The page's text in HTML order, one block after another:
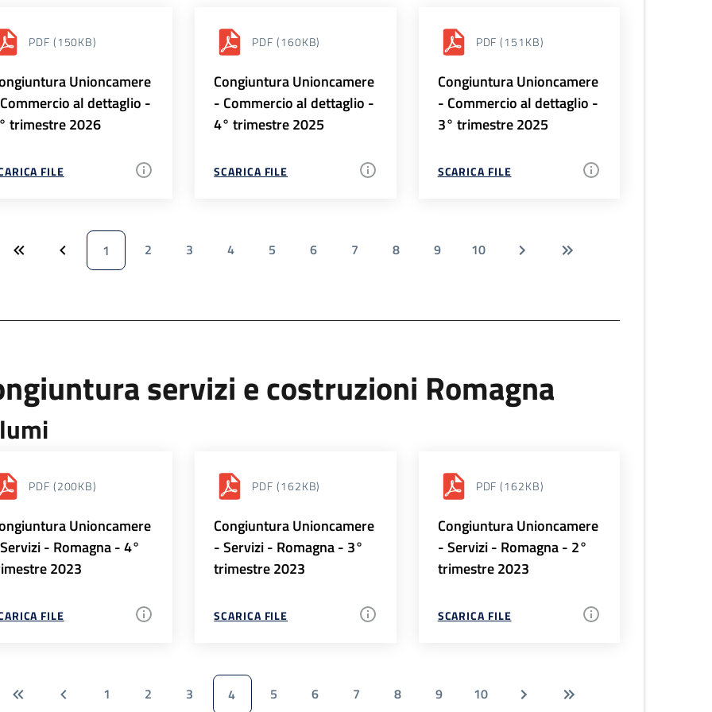
PDF (150KB)
Unioncamere
al dettaglio -
trimestre 2026
FILE
PDF (160KB)
Congiuntura Unioncamere
- Commercio al dettaglio -
4° trimestre 2025
SCARICA FILE
PDF (151KB)
Congiuntura Unioncamere
- Commercio al dettaglio -
3° trimestre 2025
SCARICA FILE
1 2 3 4 5 6 7 8 9 10
servizi e costruzioni Romagna
PDF (200KB)
Unioncamere
- Romagna - 4°
2023
FILE
PDF (162KB)
Congiuntura Unioncamere
- Servizi - Romagna - 3°
trimestre 2023
SCARICA FILE
PDF (162KB)
Congiuntura Unioncamere
- Servizi - Romagna - 2°
trimestre 2023
SCARICA FILE
1 2 3 4 5 6 7 8 9 10